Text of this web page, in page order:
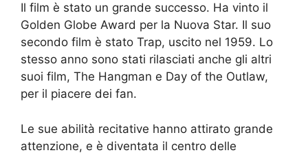
Il film è stato un grande successo. Ha vinto il
Golden Globe Award per la Nuova Star. Il suo
secondo film è stato Trap, uscito nel 1959. Lo
stesso anno sono stati rilasciati anche gli altri
suoi film, The Hangman e Day of the Outlaw,
per il piacere dei fan.
Le sue abilità recitative hanno attirato grande
attenzione, e è diventata il centro delle